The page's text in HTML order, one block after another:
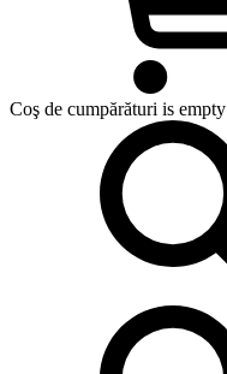
Coş de cumpărături is empty